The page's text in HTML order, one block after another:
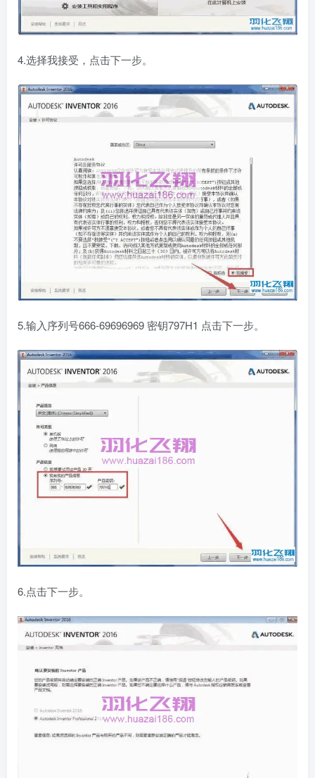
4.选择我接受，点击下一步。
5.输入序列号666-69696969 密钥797H1 点击下一步。
6.点击下一步。